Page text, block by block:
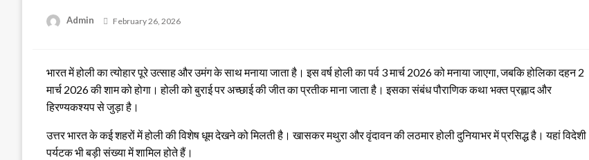
Admin
Posted
February 26, 2026
भारत में होली का त्योहार पूरे उत्साह और उमंग के साथ मनाया जाता है। इस वर्ष होली का पर्व 3 मार्च 2026 को मनाया जाएगा, जबकि होलिका दहन 2
मार्च 2026 की शाम को होगा। होली को बुराई पर अच्छाई की जीत का प्रतीक माना जाता है। इसका संबंध पौराणिक कथा भक्त प्रह्लाद और
हिरण्यकश्यप से जुड़ा है।
उत्तर भारत के कई शहरों में होली की विशेष धूम देखने को मिलती है। खासकरमथुराऔरवृंदावनकी लठमार होली दुनियाभर में प्रसिद्ध है। यहां विदेशी
पर्यटक भी बड़ी संख्या में शामिल होते हैं।